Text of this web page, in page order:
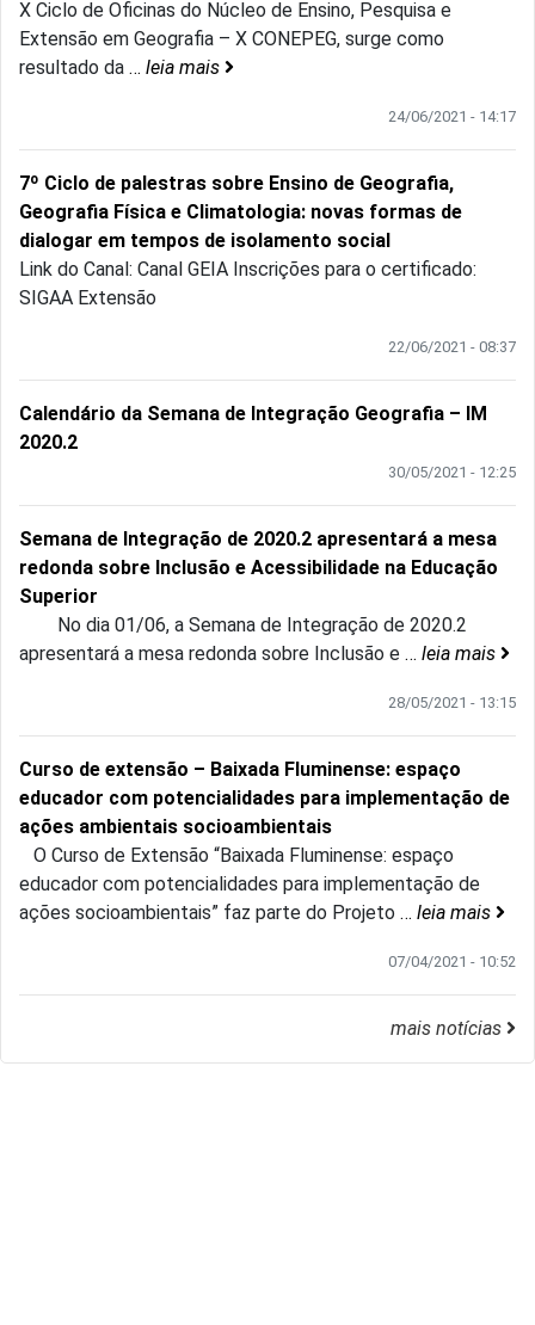
X Ciclo de Oficinas do Núcleo de Ensino, Pesquisa e
Extensão em Geografia – X CONEPEG, surge como
resultado da … leia mais
24/06/2021 - 14:17
7º Ciclo de palestras sobre Ensino de Geografia,
Geografia Física e Climatologia: novas formas de
dialogar em tempos de isolamento social
Link do Canal: Canal GEIA Inscrições para o certificado:
SIGAA Extensão
22/06/2021 - 08:37
Calendário da Semana de Integração Geografia – IM
2020.2
30/05/2021 - 12:25
Semana de Integração de 2020.2 apresentará a mesa
redonda sobre Inclusão e Acessibilidade na Educação
Superior
No dia 01/06, a Semana de Integração de 2020.2
apresentará a mesa redonda sobre Inclusão e … leia mais
28/05/2021 - 13:15
Curso de extensão – Baixada Fluminense: espaço
educador com potencialidades para implementação de
ações ambientais socioambientais
O Curso de Extensão “Baixada Fluminense: espaço
educador com potencialidades para implementação de
ações socioambientais” faz parte do Projeto … leia mais
07/04/2021 - 10:52
mais notícias